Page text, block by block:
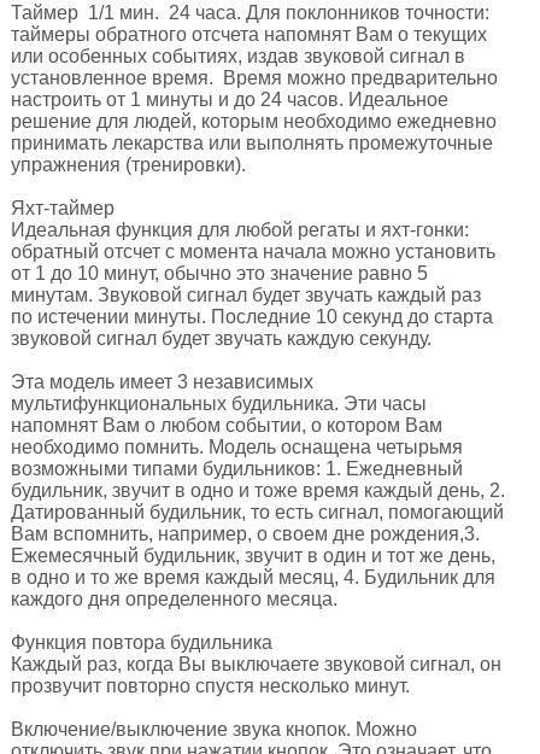
Таймер ­ 1/1 мин. ­ 24 часа. Для поклонников точности:
таймеры обратного отсчета напомнят Вам о текущих
или особенных событиях, издав звуковой сигнал в
установленное время. Время можно предварительно
настроить от 1 минуты и до 24 часов. Идеальное
решение для людей, которым необходимо ежедневно
принимать лекарства или выполнять промежуточные
упражнения (тренировки).
Яхт-таймер
Идеальная функция для любой регаты и яхт-гонки:
обратный отсчет с момента начала можно установить
от 1 до 10 минут, обычно это значение равно 5
минутам. Звуковой сигнал будет звучать каждый раз
по истечении минуты. Последние 10 секунд до старта
звуковой сигнал будет звучать каждую секунду.
Эта модель имеет 3 независимых
мультифункциональных будильника. Эти часы
напомнят Вам о любом событии, о котором Вам
необходимо помнить. Модель оснащена четырьмя
возможными типами будильников: 1. Ежедневный
будильник, звучит в одно и тоже время каждый день, 2.
Датированный будильник, то есть сигнал, помогающий
Вам вспомнить, например, о своем дне рождения,3.
Ежемесячный будильник, звучит в один и тот же день,
в одно и то же время каждый месяц, 4. Будильник для
каждого дня определенного месяца.
Функция повтора будильника
Каждый раз, когда Вы выключаете звуковой сигнал, он
прозвучит повторно спустя несколько минут.
Включение/выключение звука кнопок. Можно